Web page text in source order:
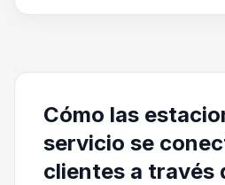
Cómo las
servicio se
clientes a través